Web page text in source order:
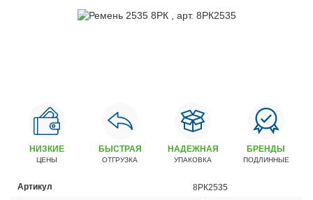
Автомобили
+7 (4162) 22-95-09
Запчасти
НИЗКИЕ
ЦЕНЫ
БЫСТРАЯ
ОТГРУЗКА
НАДЕЖНАЯ
УПАКОВКА
БРЕНДЫ
ПОДЛИННЫЕ
Артикул
8РК2535